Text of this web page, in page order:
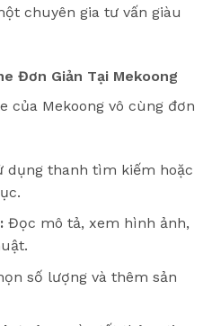
chuyên gia tư vấn giàu
Đơn Giản Tại Mekoong
của Mekoong vô cùng đơn
dụng thanh tìm kiếm hoặc
Đọc mô tả, xem hình ảnh,
số lượng và thêm sản